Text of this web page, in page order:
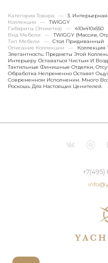
Категория Товара —
3.
Коллекция
—
TWIGGY
Габариты (этикетка)
—
410х410x550
Вид Мебели
—
TWIGGY (массив,
Тип Мебели
—
Стол Придиванный
Описание Коллекции
—
Коллекция
Элегантность: Предметы Этой
Интерьеру Оставаться Чистым И
Тактильные Финишные Отделки,
Обработка Непременно Оставят
Современном Исполнении. Много
Роскошь Для Настоящих Ценителей.